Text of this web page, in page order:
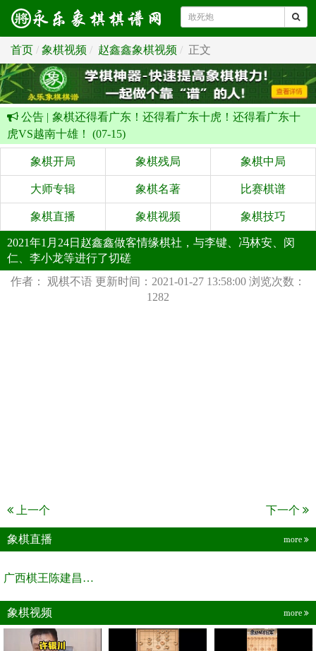
首页 象棋视频 赵鑫鑫象棋视频 正文
公告 | 象棋还得看广东！还得看广东十虎！还得看广东十
虎VS越南十雄！ (07-15)
象棋开局 象棋残局 象棋中局
大师专辑 象棋名著 比赛棋谱
象棋直播 象棋视频 象棋技巧
2021年1月24日赵鑫鑫做客情缘棋社，与李键、冯林安、闵
仁、李小龙等进行了切磋
作者： 观棋不语 更新时间：2021-01-27 13:58:00 浏览次数：
1282
上一个 下一个
象棋直播 more
广西棋王陈建昌直播间
象棋视频 more